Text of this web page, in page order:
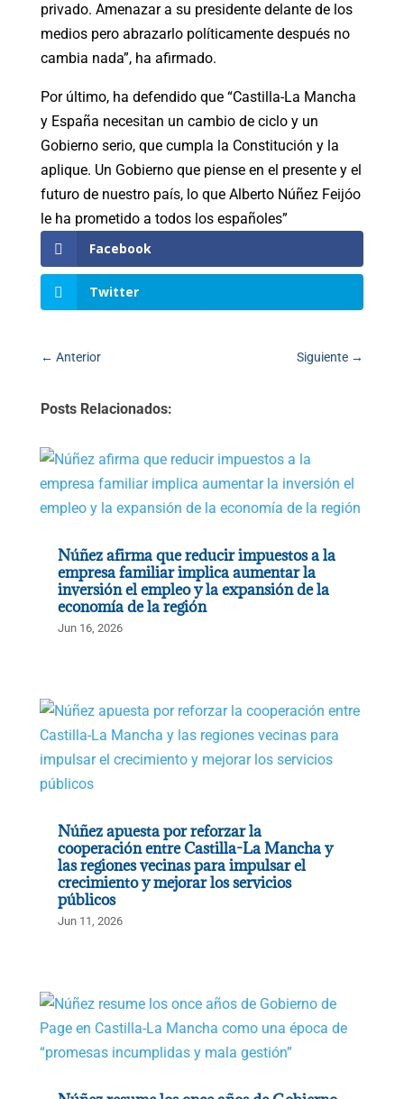
privado. Amenazar a su presidente delante de los
medios pero abrazarlo políticamente después no
cambia nada”, ha afirmado.
Por último, ha defendido que “Castilla-La Mancha
y España necesitan un cambio de ciclo y un
Gobierno serio, que cumpla la Constitución y la
aplique. Un Gobierno que piense en el presente y el
futuro de nuestro país, lo que Alberto Núñez Feijóo
le ha prometido a todos los españoles”
Facebook
Twitter
← Anterior Siguiente →
Posts Relacionados:
Núñez afirma que reducir impuestos a la
empresa familiar implica aumentar la
inversión el empleo y la expansión de la
economía de la región
Jun 16, 2026
Núñez apuesta por reforzar la
cooperación entre Castilla-La Mancha y
las regiones vecinas para impulsar el
crecimiento y mejorar los servicios
públicos
Jun 11, 2026